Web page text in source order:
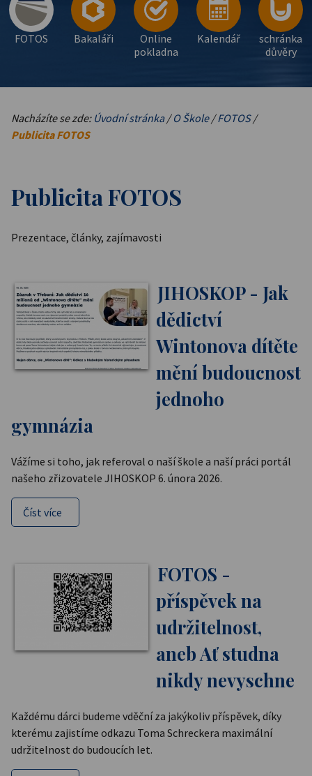
FOTOS Bakaláři
Online
pokladna
Kalendář
schránka
důvěry
Nacházíte se zde: Úvodní stránka/O Škole/FOTOS/
Publicita FOTOS
Publicita FOTOS
Prezentace, články, zajímavosti
JIHOSKOP - Jak
dědictví
Wintonova dítěte
mění budoucnost
jednoho
gymnázia
Vážíme si toho, jak referoval o naší škole a naší práci portál
našeho zřizovatele JIHOSKOP 6. února 2026.
Číst více
FOTOS -
příspěvek na
udržitelnost,
aneb Ať studna
nikdy nevyschne
Každému dárci budeme vděční za jakýkoliv příspěvek, díky
kterému zajistíme odkazu Toma Schreckera maximální
udržitelnost do budoucích let.